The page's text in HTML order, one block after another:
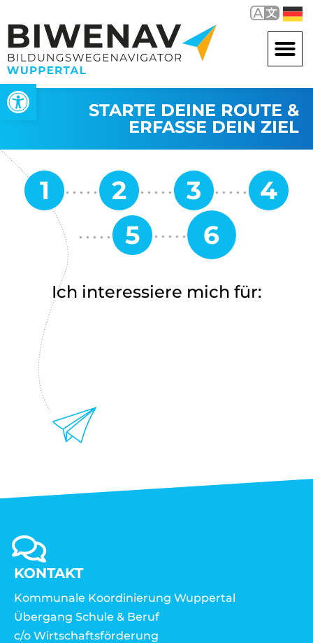
Werkzeugleiste öffnen
STARTE DEINE ROUTE &
ERFASSE DEIN ZIEL
Ich interessiere mich für:
KONTAKT
Kommunale Koordinierung Wuppertal
Übergang Schule & Beruf
c/o Wirtschaftsförderung